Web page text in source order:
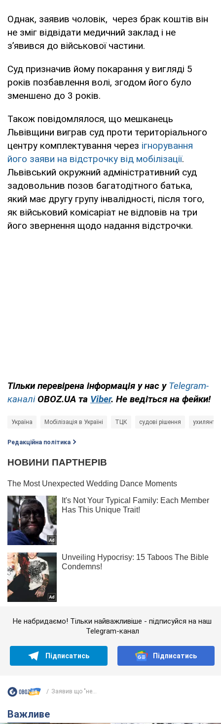
Однак, заявив чоловік, через брак коштів він
не зміг відвідати медичний заклад і не
з’явився до військової частини.
Суд призначив йому покарання у вигляді 5
років позбавлення волі, згодом його було
зменшено до 3 років.
Також повідомлялося, що мешканець
Львівщини виграв суд проти територіального
центру комплектування через ігнорування
його заяви на відстрочку від мобілізації.
Львівський окружний адміністративний суд
задовольнив позов багатодітного батька,
який має другу групу інвалідності, після того,
як військовий комісаріат не відповів на три
його звернення щодо надання відстрочки.
Тільки перевірена інформація у нас у Telegram-
каналіOBOZ.UA та Viber. Не ведіться на фейки!
Україна Мобілізація в Україні ТЦК судові рішення ухилянти
Редакційна політика